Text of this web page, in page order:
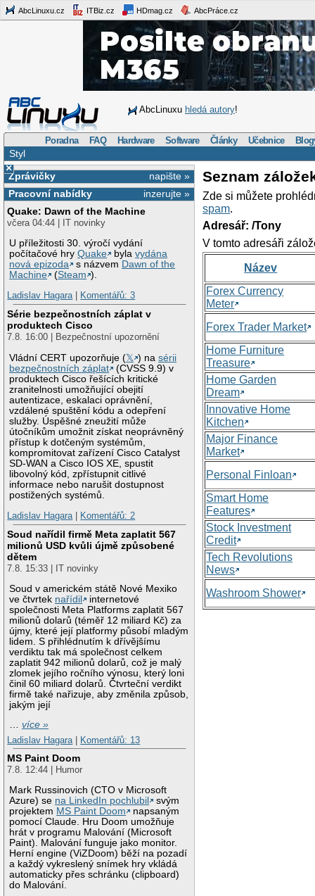
AbcLinuxu.cz ITBiz.cz HDmag.cz AbcPráce.cz
AbcLinuxu hledá autory!
Poradna FAQ Hardware Software Články Učebnice
Styl
×
napište »
Zprávičky
inzerujte »
Pracovní nabídky
Quake: Dawn of the Machine
včera 04:44 | IT novinky
U příležitosti 30. výročí vydání
počítačové hryQuake bylavydána
nová epizoda
s názvem Dawn of the
Machine
(Steam ).
Ladislav Hagara| Komentářů: 3
Série bezpečnostních záplat v
produktech Cisco
7.8. 16:00 | Bezpečnostní upozornění
Vládní CERT upozorňuje (𝕏 ) nasérii
bezpečnostních záplat
(CVSS 9.9) v
produktech Cisco řešících kritické
zranitelnosti umožňující obejití
autentizace, eskalaci oprávnění,
vzdálené spuštění kódu a odepření
služby. Úspěšné zneužití může
útočníkům umožnit získat neoprávněný
přístup k dotčeným systémům,
kompromitovat zařízení Cisco Catalyst
SD-WAN a Cisco IOS XE, spustit
libovolný kód, zpřístupnit citlivé
informace nebo narušit dostupnost
postižených systémů.
Ladislav Hagara| Komentářů: 2
Soud nařídil firmě Meta zaplatit 567
milionů USD kvůli újmě způsobené
dětem
7.8. 15:33 | IT novinky
Soud v americkém státě Nové Mexiko
ve čtvrtek nařídil
internetové
společnosti Meta Platforms zaplatit 567
milionů dolarů (téměř 12 miliard Kč) za
újmy, které její platformy působí mladým
lidem. S přihlédnutím k dřívějšímu
verdiktu tak má společnost celkem
zaplatit 942 milionů dolarů, což je malý
zlomek jejího ročního výnosu, který loni
činil 60 miliard dolarů. Čtvrteční verdikt
firmě také nařizuje, aby změnila způsob,
jakým její
…více »
Ladislav Hagara
Komentářů: 13
MS Paint Doom
7.8. 12:44 | Humor
Mark Russinovich (CTO v Microsoft
Azure) se na LinkedIn pochlubil
svým
projektem MS Paint Doom
napsaným
pomocí Claude. Hru Doom umožňuje
hrát v programu Malování (Microsoft
Paint). Malování funguje jako monitor.
Herní engine (ViZDoom) běží na pozadí
a každý vykreslený snímek hry vkládá
automaticky přes schránku (clipboard)
do Malování.
Seznam
Zde si můžete
spam.
Adresář: /Tony
V tomto adresáři
Název
Forex Currency
Meter
Forex Trader Market
Home Furniture
Treasure
Home Garden
Dream
Innovative Home
Kitchen
Major Finance
Market
Personal Finloan
Smart Home
Features
Stock Investment
Credit
Tech Revolutions
News
Washroom Shower